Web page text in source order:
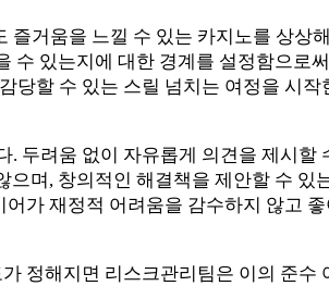
거움을 느낄 수 있는 카지노를 상상
있는지에 대한 경계를 설정함으로
할 수 있는 스릴 넘치는 여정을 시
두려움 없이 자유롭게 의견을 제시할
며, 창의적인 해결책을 제안할 수 있
가 재정적 어려움을 감수하지 않고
정해지면 리스크관리팀은 이의 준수